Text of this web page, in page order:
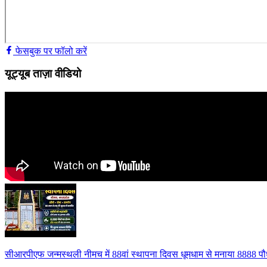
फेसबुक पर फॉलो करें
यूट्यूब ताज़ा वीडियो
सीआरपीएफ जन्मस्थली नीमच में 88वां स्थापना दिवस धूमधाम से मनाया 8888